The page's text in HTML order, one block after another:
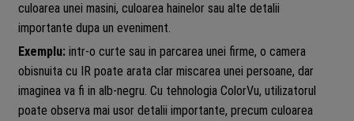
culoarea unei masini, culoarea hainelor sau alte detalii
importante dupa un eveniment.
Exemplu:intr-o curte sau in parcarea unei firme, o camera
obisnuita cu IR poate arata clar miscarea unei persoane, dar
imaginea va fi in alb-negru. Cu tehnologia ColorVu, utilizatorul
poate observa mai usor detalii importante, precum culoarea